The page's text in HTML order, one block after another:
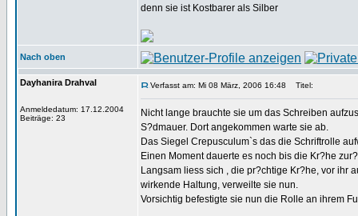
denn sie ist Kostbarer als Silber
Nach oben
Dayhanira Drahval
Anmeldedatum: 17.12.2004
Beiträge: 23
Verfasst am: Mi 08 März, 2006 16:48 Titel:
Nicht lange brauchte sie um das Schreiben
S?dmauer. Dort angekommen warte sie ab.
Das Siegel Crepusculum`s das die Schriftrolle
Einen Moment dauerte es noch bis die Kr?he
Langsam liess sich , die pr?chtige Kr?he, vor ihr
wirkende Haltung, verweilte sie nun.
Vorsichtig befestigte sie nun die Rolle an ihrem